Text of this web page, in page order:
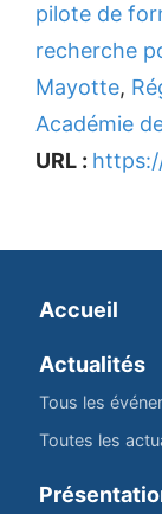
pilote de
recherche
Mayotte,
Académie
URL :
Accueil
Actualités
Tous les
Toutes les